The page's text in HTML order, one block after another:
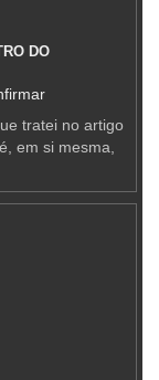
DO
tratei no artigo
em si mesma,